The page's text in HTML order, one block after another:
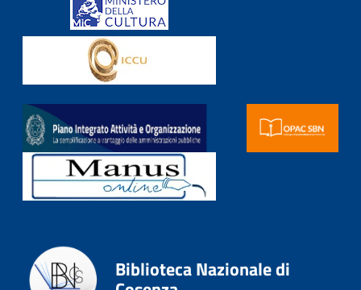
Biblioteca Nazionale di